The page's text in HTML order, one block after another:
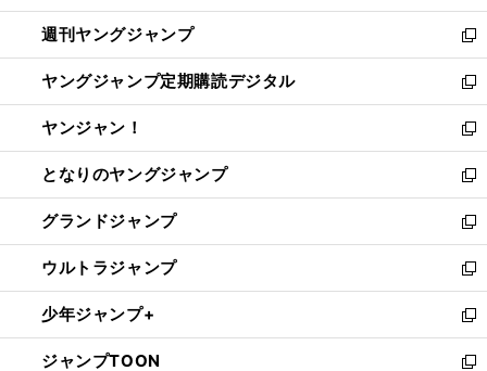
開
く
ウ
で
開
く
ン
ド
ウ
で
開
く
ウ
ィ
ン
ド
ウ
で
開
く
週刊ヤングジャンプ
新
し
い
ウ
ィ
ン
ド
ウ
で
開
く
ヤングジャンプ定期購読デジタル
新
し
い
ウ
ィ
ン
ド
ウ
で
開
く
ヤンジャン！
新
し
い
ウ
ィ
ン
ド
ウ
で
開
く
となりのヤングジャンプ
新
し
い
ウ
ィ
ン
ド
ウ
で
グランドジャンプ
新
し
い
ウ
ィ
ン
ド
ウルトラジャンプ
新
し
い
ウ
ィ
少年ジャンプ+
新
し
い
ジャンプTOON
新